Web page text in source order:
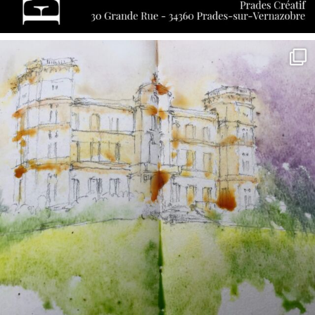
annettemorris.art
May 7